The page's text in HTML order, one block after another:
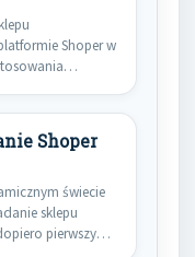
Shoper w
Shoper
świecie
sklepu
pierwszy